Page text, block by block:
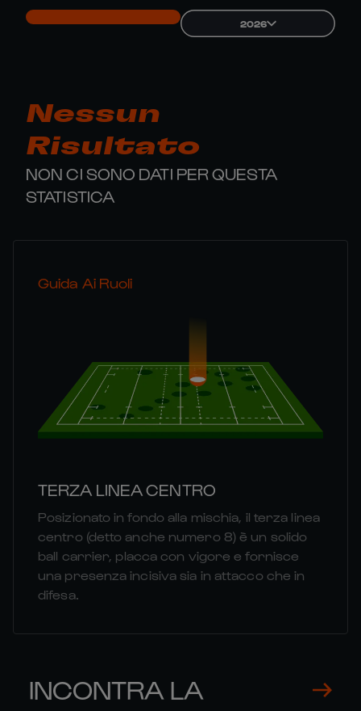
2026
Nessun
Risultato
NON CI SONO DATI PER QUESTA
STATISTICA
Guida Ai Ruoli
TERZA LINEA CENTRO
Posizionato in fondo alla mischia, il terza linea
centro (detto anche numero 8) è un solido
ball carrier, placca con vigore e fornisce
una presenza incisiva sia in attacco che in
difesa.
INCONTRA LA